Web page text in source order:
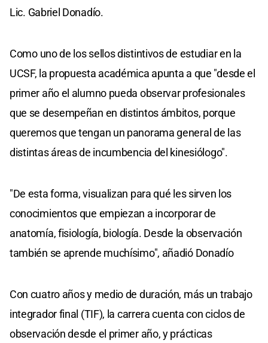
Lic. Gabriel Donadío.
Como uno de los sellos distintivos de estudiar en la
UCSF, la propuesta académica apunta a que "desde el
primer año el alumno pueda observar profesionales
que se desempeñan en distintos ámbitos, porque
queremos que tengan un panorama general de las
distintas áreas de incumbencia del kinesiólogo".
"De esta forma, visualizan para qué les sirven los
conocimientos que empiezan a incorporar de
anatomía, fisiología, biología. Desde la observación
también se aprende muchísimo", añadió Donadío
Con cuatro años y medio de duración, más un trabajo
integrador final (TIF), la carrera cuenta con ciclos de
observación desde el primer año, y prácticas